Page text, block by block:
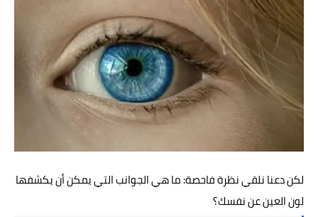
لكن دعنا نلقي نظرة فاحصة: ما هي الجوانب التي يمكن أن يكشفها
لون العين عن نفسك؟